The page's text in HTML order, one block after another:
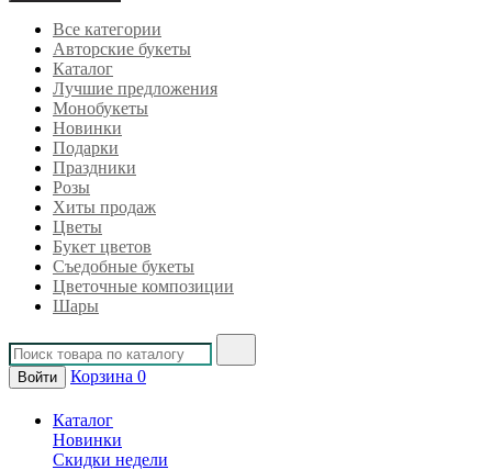
Все категории
Авторские букеты
Каталог
Лучшие предложения
Монобукеты
Новинки
Подарки
Праздники
Розы
Хиты продаж
Цветы
Букет цветов
Съедобные букеты
Цветочные композиции
Шары
Войти Корзина 0
Каталог
Новинки
Скидки недели